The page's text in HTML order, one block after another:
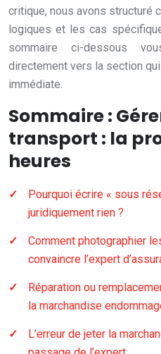
critique, nous avons structuré
logiques et les cas
sommaire ci-dessous
directement vers la section
immédiate.
Sommaire :
transport : la
heures
Pourquoi écrire « sous
juridiquement rien ?
Comment photographier
convaincre l’expert
Réparation ou
la marchandise
L’erreur de jeter la